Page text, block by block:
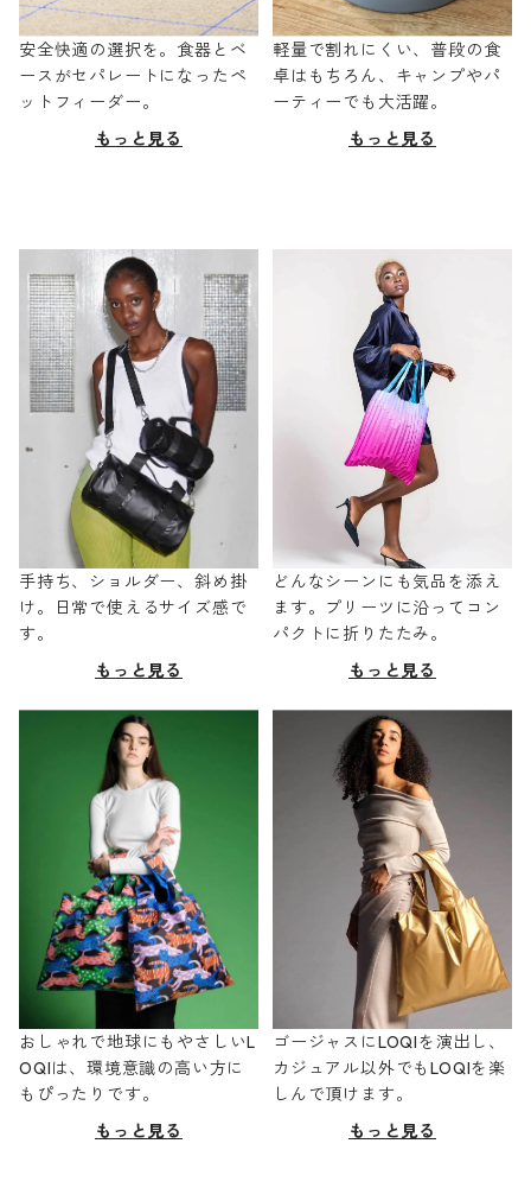
安全快適の選択を。食器とベ
ースがセパレートになったペ
ットフィーダー。
もっと見る
軽量で割れにくい、普段の食
卓はもちろん、キャンプやパ
ーティーでも大活躍。
もっと見る
手持ち、ショルダー、斜め掛
け。日常で使えるサイズ感で
す。
もっと見る
どんなシーンにも気品を添え
ます。プリーツに沿ってコン
パクトに折りたたみ。
もっと見る
おしゃれで地球にもやさしいL
OQIは、環境意識の高い方に
もぴったりです。
もっと見る
ゴージャスにLOQIを演出し、
カジュアル以外でもLOQIを楽
しんで頂けます。
もっと見る